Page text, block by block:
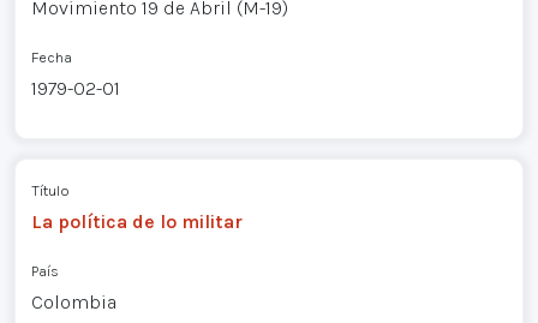
Movimiento 19 de Abril (M-19)
Fecha
1979-02-01
Título
La política de lo militar
País
Colombia